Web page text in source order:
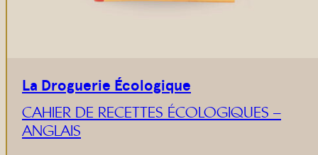
La Droguerie Écologique
CAHIER DE RECETTES ÉCOLOGIQUES –
ANGLAIS